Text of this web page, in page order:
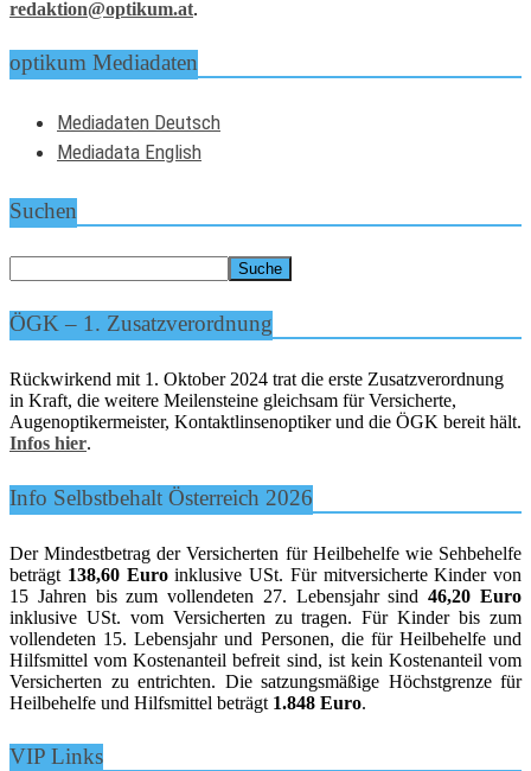
redaktion@optikum.at.
optikum Mediadaten
Mediadaten Deutsch
Mediadata English
Suchen
ÖGK – 1. Zusatzverordnung
Rückwirkend mit 1. Oktober 2024 trat die erste Zusatzverordnung
in Kraft, die weitere Meilensteine gleichsam für Versicherte,
Augenoptikermeister, Kontaktlinsenoptiker und die ÖGK bereit hält.
Infos hier.
Info Selbstbehalt Österreich 2026
Der Mindestbetrag der Versicherten für Heilbehelfe wie Sehbehelfe
beträgt 138,60 Euroinklusive USt. Für mitversicherte Kinder von
15 Jahren bis zum vollendeten 27. Lebensjahr sind46,20 Euro
inklusive USt. vom Versicherten zu tragen. Für Kinder bis zum
vollendeten 15. Lebensjahr und Personen, die für Heilbehelfe und
Hilfsmittel vom Kostenanteil befreit sind, ist kein Kostenanteil vom
Versicherten zu entrichten. Die satzungsmäßige Höchstgrenze für
Heilbehelfe und Hilfsmittel beträgt 1.848 Euro.
VIP Links